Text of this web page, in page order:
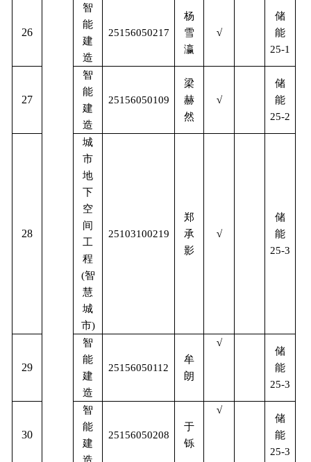
26
智
能
建
造
25156050217
杨
雪
瀛
√
储
能
25-1
27
智
能
建
造
25156050109
梁
赫
然
√
储
能
25-2
28
城
市
地
下
空
间
工
程
(智
慧
城
市)
25103100219
郑
承
影
√
储
能
25-3
29
智
能
建
造
25156050112
牟
朗
√
储
能
25-3
30
智
能
建
25156050208
于
铄
√
储
能
25-3